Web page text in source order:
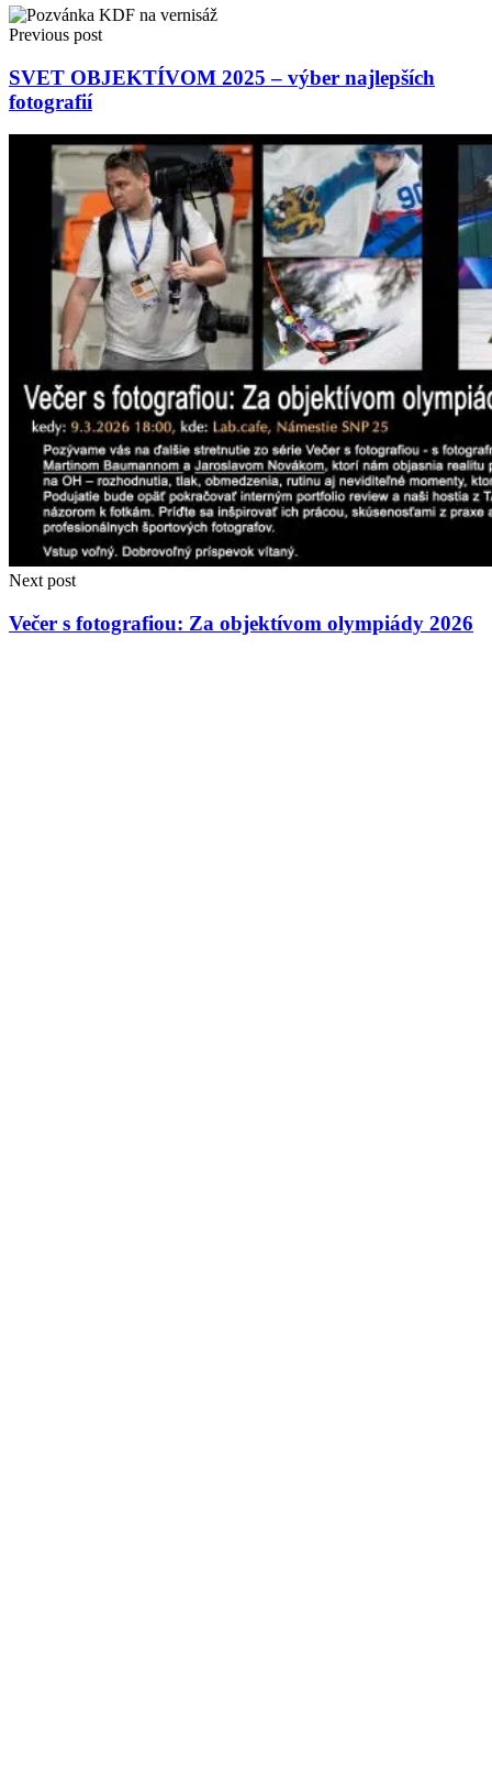
Previous post
SVET OBJEKTÍVOM 2025 – výber najlepších
fotografií
Next post
Večer s fotografiou: Za objektívom olympiády 2026